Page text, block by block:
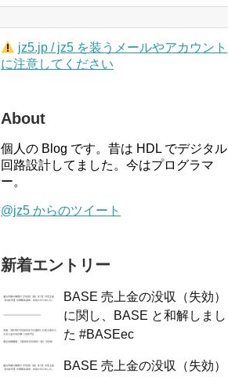
jz5.jp / jz5 を装うメールやアカウント
に注意してください
About
個人の Blog です。昔は HDL でデジタル
回路設計してました。今はプログラマ
ー。
@jz5 からのツイート
新着エントリー
BASE 売上金の没収（失効）
に関し、BASE と和解しまし
た #BASEec
BASE 売上金の没収（失効）